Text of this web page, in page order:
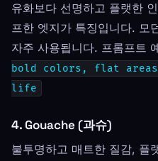
유화보다 선명하고 플랫한
프한 엣지가 특징입니다. 모
자주 사용됩니다. 프롬프트
bold colors, flat
life
4. Gouache (과슈)
불투명하고 매트한 질감, 플